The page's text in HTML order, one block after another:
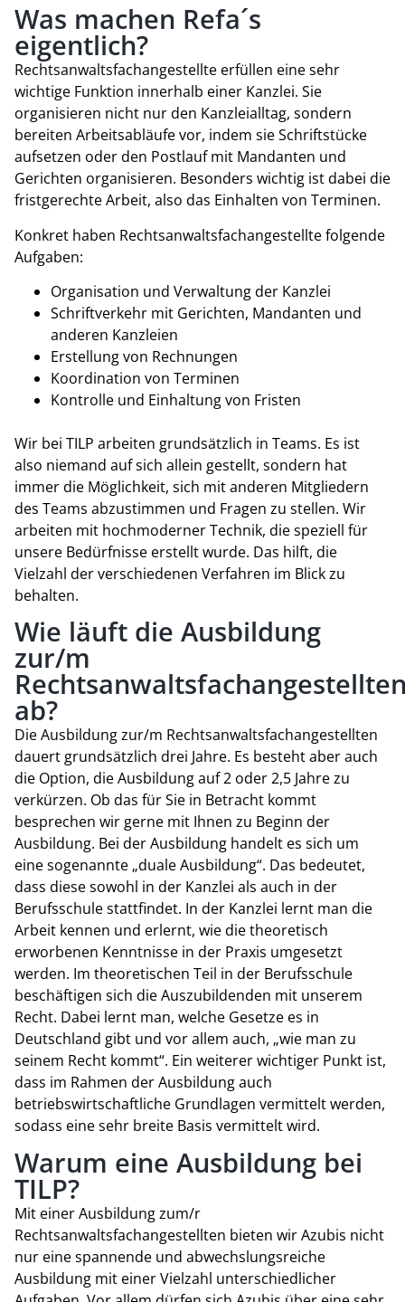
Was machen Refa´s
eigentlich?
Rechtsanwaltsfachangestellte erfüllen eine sehr
wichtige Funktion innerhalb einer Kanzlei. Sie
organisieren nicht nur den Kanzleialltag, sondern
bereiten Arbeitsabläufe vor, indem sie Schriftstücke
aufsetzen oder den Postlauf mit Mandanten und
Gerichten organisieren. Besonders wichtig ist dabei die
fristgerechte Arbeit, also das Einhalten von Terminen.
Konkret haben Rechtsanwaltsfachangestellte folgende
Aufgaben:
Organisation und Verwaltung der Kanzlei
Schriftverkehr mit Gerichten, Mandanten und
anderen Kanzleien
Erstellung von Rechnungen
Koordination von Terminen
Kontrolle und Einhaltung von Fristen
Wir bei TILP arbeiten grundsätzlich in Teams. Es ist
also niemand auf sich allein gestellt, sondern hat
immer die Möglichkeit, sich mit anderen Mitgliedern
des Teams abzustimmen und Fragen zu stellen. Wir
arbeiten mit hochmoderner Technik, die speziell für
unsere Bedürfnisse erstellt wurde. Das hilft, die
Vielzahl der verschiedenen Verfahren im Blick zu
behalten.
Wie läuft die Ausbildung
zur/m
ab?
Die Ausbildung zur/m Rechtsanwaltsfachangestellten
dauert grundsätzlich drei Jahre. Es besteht aber auch
die Option, die Ausbildung auf 2 oder 2,5 Jahre zu
verkürzen. Ob das für Sie in Betracht kommt
besprechen wir gerne mit Ihnen zu Beginn der
Ausbildung. Bei der Ausbildung handelt es sich um
eine sogenannte „duale Ausbildung“. Das bedeutet,
dass diese sowohl in der Kanzlei als auch in der
Berufsschule stattfindet. In der Kanzlei lernt man die
Arbeit kennen und erlernt, wie die theoretisch
erworbenen Kenntnisse in der Praxis umgesetzt
werden. Im theoretischen Teil in der Berufsschule
beschäftigen sich die Auszubildenden mit unserem
Recht. Dabei lernt man, welche Gesetze es in
Deutschland gibt und vor allem auch, „wie man zu
seinem Recht kommt“. Ein weiterer wichtiger Punkt ist,
dass im Rahmen der Ausbildung auch
betriebswirtschaftliche Grundlagen vermittelt werden,
sodass eine sehr breite Basis vermittelt wird.
Warum eine Ausbildung bei
TILP?
Mit einer Ausbildung zum/r
Rechtsanwaltsfachangestellten bieten wir Azubis nicht
nur eine spannende und abwechslungsreiche
Ausbildung mit einer Vielzahl unterschiedlicher